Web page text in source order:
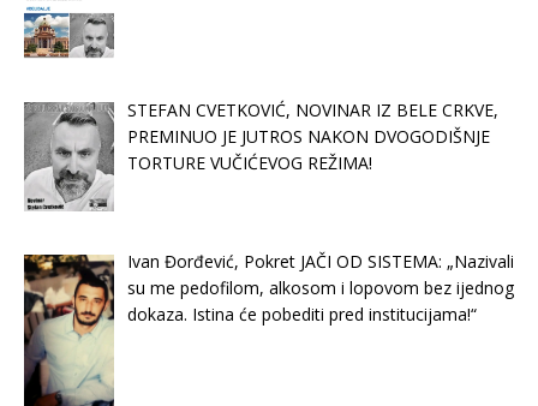
STEFAN CVETKOVIĆ, NOVINAR IZ BELE CRKVE,
PREMINUO JE JUTROS NAKON DVOGODIŠNJE
TORTURE VUČIĆEVOG REŽIMA!
Ivan Đorđević, Pokret JAČI OD SISTEMA: „Nazivali
su me pedofilom, alkosom i lopovom bez ijednog
dokaza. Istina će pobediti pred institucijama!“